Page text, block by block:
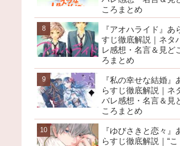
ころまとめ
『アオハライド』あ
すじ徹底解説｜ネタ
レ感想・名言＆見ど
ろまとめ
『私の幸せな結婚』
らすじ徹底解説｜ネ
バレ感想・名言＆見
ころまとめ
『ゆびさきと恋々』
らすじ徹底解説｜“こ